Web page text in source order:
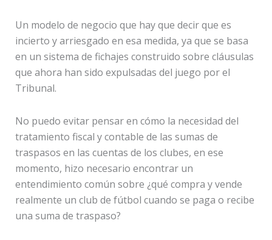
Un modelo de negocio que hay que decir que es
incierto y arriesgado en esa medida, ya que se basa
en un sistema de fichajes construido sobre cláusulas
que ahora han sido expulsadas del juego por el
Tribunal.
No puedo evitar pensar en cómo la necesidad del
tratamiento fiscal y contable de las sumas de
traspasos en las cuentas de los clubes, en ese
momento, hizo necesario encontrar un
entendimiento común sobre ¿qué compra y vende
realmente un club de fútbol cuando se paga o recibe
una suma de traspaso?